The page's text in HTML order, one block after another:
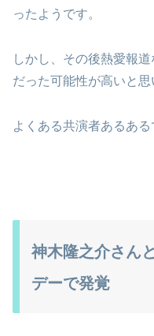
ったようです。
しかし、その後熱愛報
だった可能性が高いと思
よくある共演者あるある
神木隆之介さん
デーで発覚